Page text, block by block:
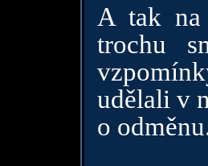
A tak na
trochu
udělali v
o